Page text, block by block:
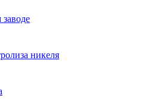
никеля